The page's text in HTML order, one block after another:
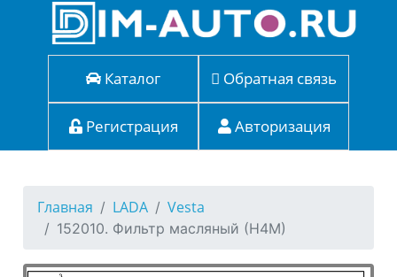
Каталог Обратная связь
Регистрация Авторизация
Главная LADA Vesta
152010. Фильтр масляный (Н4М)